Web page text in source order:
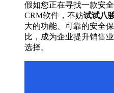
假如您正在寻找一款安
CRM软件，不妨试试八
大的功能、可靠的安全
比，成为企业提升销售
选择。